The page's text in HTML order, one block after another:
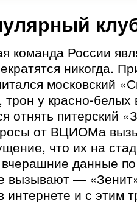
команда России
никогда.
московский
у красно-белых
отнять питерский
от ВЦИОМа
что их на
вчерашние данные
вызывают —
интернете и с этим